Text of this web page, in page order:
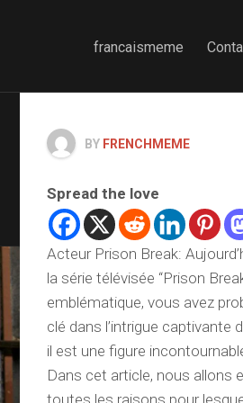
francaismeme
BY FRENCHMEME
Spread the love
Acteur Prison Break:
la série télévisée “Prison
emblématique, vous avez
clé dans l’intrigue
il est une figure
Dans cet article, nous allons
toutes les raisons pour